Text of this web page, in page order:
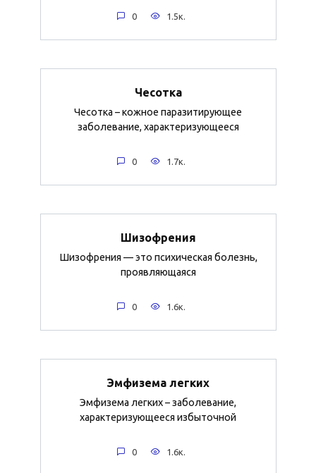
0 1.5к.
Чесотка
Чесотка – кожное паразитирующее
заболевание, характеризующееся
0 1.7к.
Шизофрения
Шизофрения — это психическая болезнь,
проявляющаяся
0 1.6к.
Эмфизема легких
Эмфизема легких – заболевание,
характеризующееся избыточной
0 1.6к.